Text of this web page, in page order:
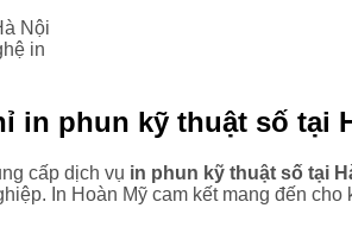
in
in phun kỹ thuật số tại
cấp dịch vụ in phun kỹ thuật số tại
In Hoàn Mỹ cam kết mang đến